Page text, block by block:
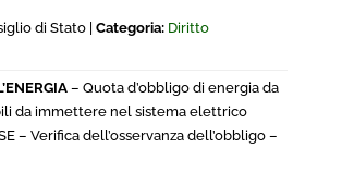
di Stato | Categoria: Diritto
– Quota d’obbligo di energia da
da immettere nel sistema elettrico
– Verifica dell’osservanza dell’obbligo –